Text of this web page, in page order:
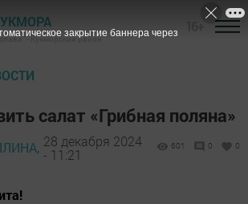
- Кукморский район
салат «Грибная поляна»
28 декабря 2024
- 11:21
601 0 0
закрытие баннера через